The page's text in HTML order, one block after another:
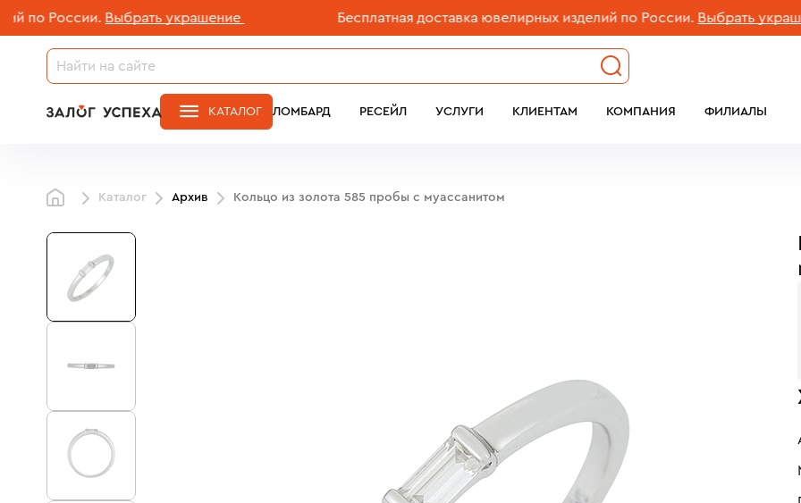
России. Выбрать украшение Бесплатная доставка ювелирных изделий по России. Выбрать украшение
ЛОМБАРД РЕСЕЙЛ УСЛУГИ КЛИЕНТАМ КОМПАНИЯ ФИЛИАЛЫ
КАТАЛОГ
Каталог Архив Кольцо из золота 585 пробы c муассанитом